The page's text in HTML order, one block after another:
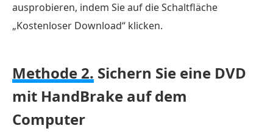
ausprobieren, indem Sie auf die Schaltfläche
„Kostenloser Download“ klicken.
Methode 2. Sichern Sie eine DVD
mit HandBrake auf dem
Computer